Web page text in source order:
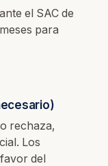
el SAC de
para
rechaza,
Los
del